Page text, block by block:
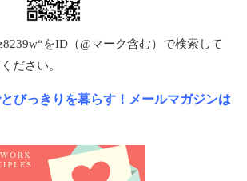
をID（@マーク含む）で検索して
ださい。
びっきりを暮らす！メールマガジンは